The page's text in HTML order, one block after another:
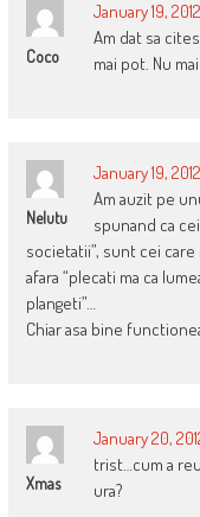
Coco
January 19,
Am dat sa
mai pot. Nu
Nelutu
January 19,
Am auzit pe
spunand ca
societatii”, sunt cei
afara “plecati ma ca
plangeti”…
Chiar asa bine
Xmas
January 20,
trist…cum a
ura?